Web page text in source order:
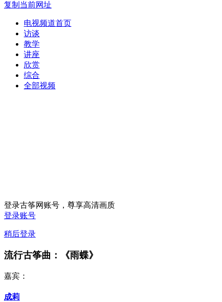
复制当前网址
电视频道首页
访谈
教学
讲座
欣赏
综合
全部视频
登录古筝网账号，尊享高清画质
登录账号
稍后登录
流行古筝曲：《雨蝶》
嘉宾：
成莉